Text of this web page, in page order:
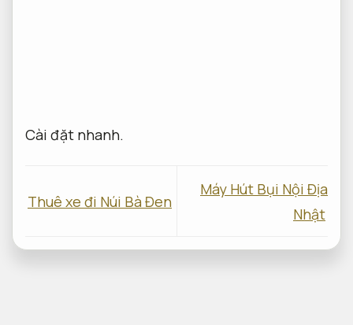
Cài đặt nhanh.
Thuê xe đi Núi Bà Đen
Máy Hút Bụi Nội Địa
Nhật